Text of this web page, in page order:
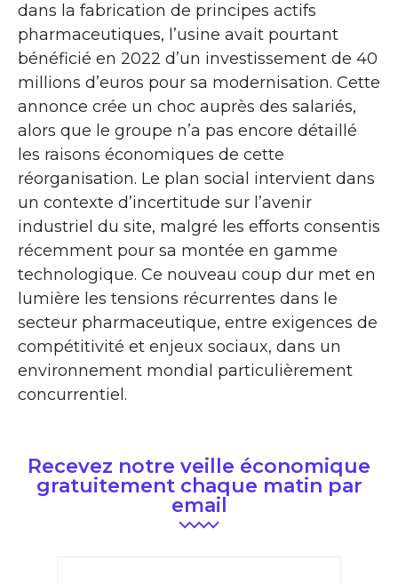
dans la fabrication de principes actifs
pharmaceutiques, l’usine avait pourtant
bénéficié en 2022 d’un investissement de 40
millions d’euros pour sa modernisation. Cette
annonce crée un choc auprès des salariés,
alors que le groupe n’a pas encore détaillé
les raisons économiques de cette
réorganisation. Le plan social intervient dans
un contexte d’incertitude sur l’avenir
industriel du site, malgré les efforts consentis
récemment pour sa montée en gamme
technologique. Ce nouveau coup dur met en
lumière les tensions récurrentes dans le
secteur pharmaceutique, entre exigences de
compétitivité et enjeux sociaux, dans un
environnement mondial particulièrement
concurrentiel.
Recevez notre veille économique
gratuitement chaque matin par
email